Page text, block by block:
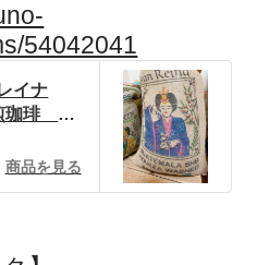
54042041
イナ
珈琲 ハ
BASE
商品を見る